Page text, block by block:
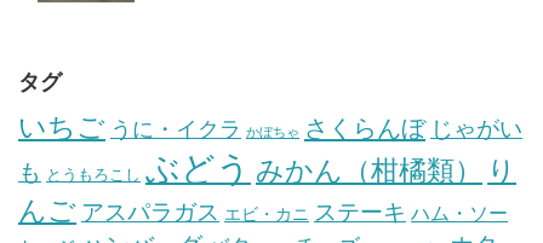
タグ
いちご うに・イクラ かぼちゃ さくらんぼ じゃがい
も とうもろこし ぶどう みかん（柑橘類）
り
んご アスパラガス エビ・カニ ステーキ ハム・ソー